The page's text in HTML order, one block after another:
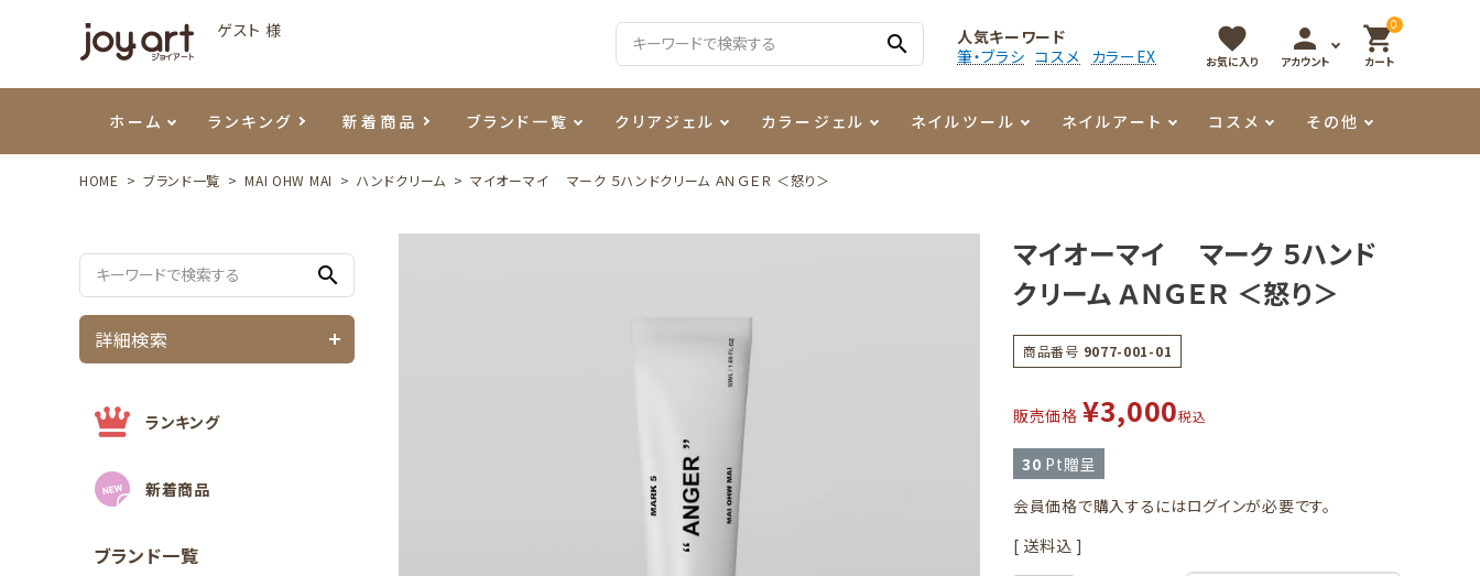
ゲスト 様
search
人気キーワード
筆・ブラシ コスメ カラーEX
favorite
お気に入り
person
アカウント
0
shopping_cart
カート
ホーム ランキング 新着商品 ブランド一覧
モアノ
クリアジェル カラージェル
ウェービージェル 3Dクレイジェル
マグネティジェル メタリックジェル
フラッシュジェル
ネイルツール
ネイルケア用品 容器・ポーチ
ネイルマシン
ネイルアート
メタルパーツ その他
コスメ その他
HOME ブランド一覧 MAI OHW MAI ハンドクリーム マイオーマイ マーク ５ハンドクリーム ＡＮＧＥＲ ＜怒り＞
search
詳細検索
ランキング
新着商品
ブランド一覧
マイオーマイ マーク ５ハンド
クリーム ＡＮＧＥＲ ＜怒り＞
商品番号 9077-001-01
販売価格 ¥3,000税込
30 Pt贈呈
会員価格で購入するにはログインが必要です。
送料込